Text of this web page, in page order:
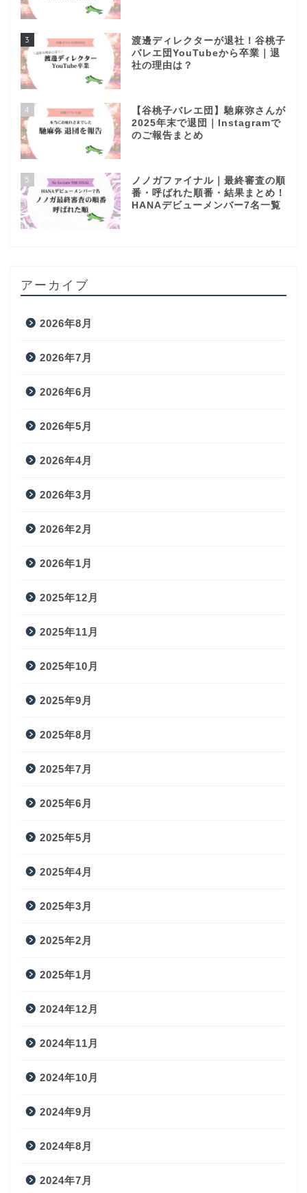
3
渡邊ディレクターが退社！谷桃子
バレエ団YouTubeから卒業｜退
社の理由は？
4
【谷桃子バレエ団】馳麻弥さんが
2025年末で退団｜Instagramで
のご報告まとめ
5
ノノガファイナル｜最終審査の順
番・呼ばれた順番・結果まとめ！
HANAデビューメンバー7名一覧
アーカイブ
2026年8月
2026年7月
2026年6月
2026年5月
2026年4月
2026年3月
2026年2月
2026年1月
2025年12月
2025年11月
2025年10月
2025年9月
2025年8月
2025年7月
2025年6月
2025年5月
2025年4月
2025年3月
2025年2月
2025年1月
2024年12月
2024年11月
2024年10月
2024年9月
2024年8月
2024年7月